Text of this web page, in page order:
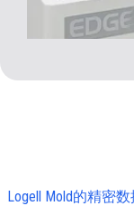
Logell Mold的精密